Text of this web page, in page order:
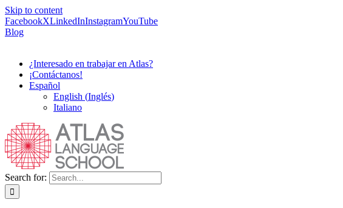
Skip to content
FacebookXLinkedInInstagramYouTube
Blog
¿Interesado en trabajar en Atlas?
¡Contáctanos!
Español
English (Inglés)
Italiano
Search for: